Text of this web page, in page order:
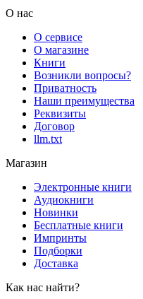
О нас
О сервисе
О магазине
Книги
Возникли вопросы?
Приватность
Наши преимущества
Реквизиты
Договор
llm.txt
Магазин
Электронные книги
Аудиокниги
Новинки
Бесплатные книги
Импринты
Подборки
Доставка
Как нас найти?